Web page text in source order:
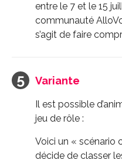
entre le 7 et le 15
communauté
s’agit de faire
Variante
Il est possible
jeu de rôle :
Voici un « scénario
décide de classer